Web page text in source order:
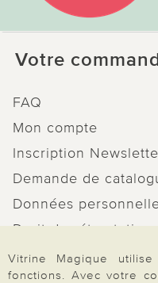
Votre
FAQ
Mon compte
Inscription
Demande de
Données
Droit de rétractation
Rétractation
Vitrine Magique
fonctions. Avec votre